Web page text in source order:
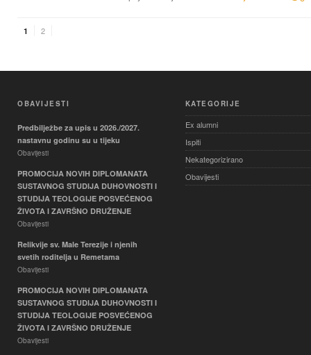
1 2
OBAVIJESTI
Predbilježbe za upis u 2026./2027.
nastavnu godinu su u tijeku
Obavijesti
PROMOCIJA NOVIH DIPLOMANATA
SUSTAVNOG STUDIJA DUHOVNOSTI I
STUDIJA TEOLOGIJE POSVEĆENOG
ŽIVOTA I ZAVRŠNO DRUŽENJE
Obavijesti
Relikvije sv. Male Terezije i njenih
svetih roditelja u Remetama
Obavijesti
PROMOCIJA NOVIH DIPLOMANATA
SUSTAVNOG STUDIJA DUHOVNOSTI I
STUDIJA TEOLOGIJE POSVEĆENOG
ŽIVOTA I ZAVRŠNO DRUŽENJE
Obavijesti
KATEGORIJE
Ex alumni
Ispiti
Nekategorizirano
Obavijesti